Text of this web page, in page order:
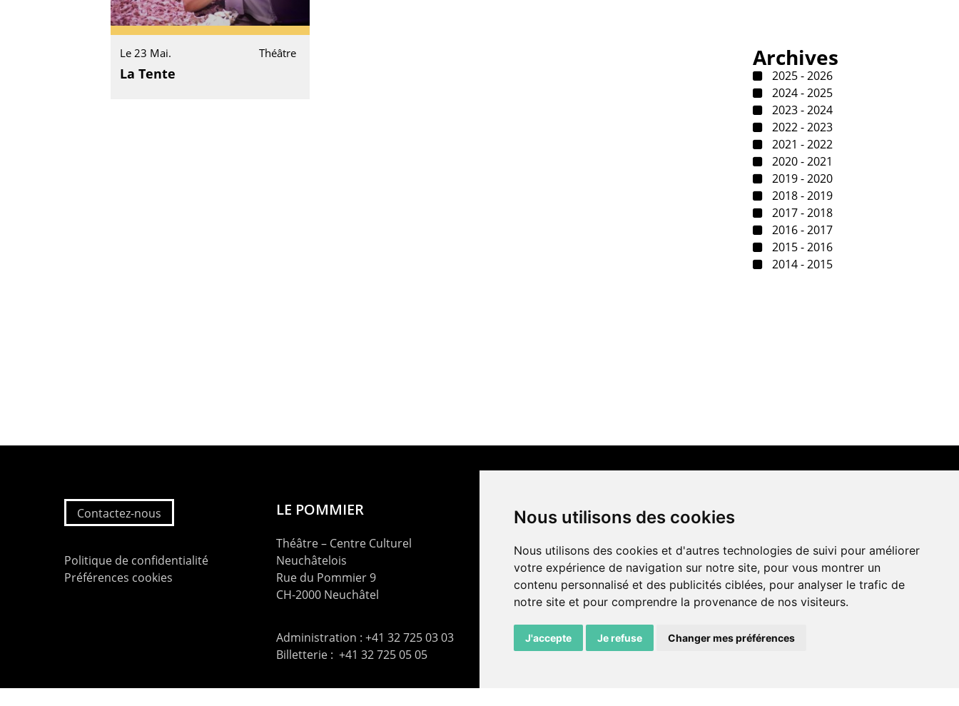
Nous utilisons des cookies
Nous utilisons des cookies et d'autres technologies de suivi pour améliorer
votre expérience de navigation sur notre site, pour vous montrer un
contenu personnalisé et des publicités ciblées, pour analyser le trafic de
notre site et pour comprendre la provenance de nos visiteurs.
J'accepte Je refuse Changer mes préférences
Le 23 Mai. Théâtre
La Tente
Archives
2025 - 2026
2024 - 2025
2023 - 2024
2022 - 2023
2021 - 2022
2020 - 2021
2019 - 2020
2018 - 2019
2017 - 2018
2016 - 2017
2015 - 2016
2014 - 2015
Contactez-nous
Politique de confidentialité
Préférences cookies
LE POMMIER
Théâtre – Centre Culturel
Neuchâtelois
Rue du Pommier 9
CH-2000 Neuchâtel
Administration : +41 32 725 03 03
Billetterie : +41 32 725 05 05
LIENS AMIS
Centre de culture ABC
ADN – Association Danse Neuchâtel